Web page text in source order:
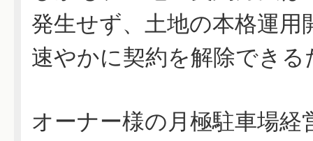
発生せず、土地の本格運
速やかに契約を解除でき
オーナー様の月極駐車場